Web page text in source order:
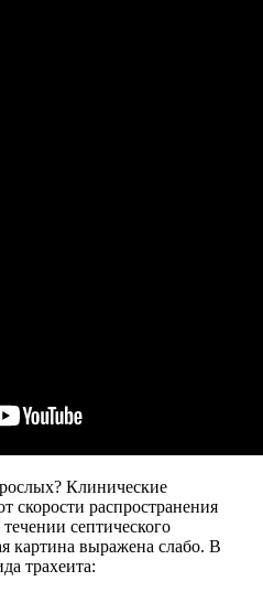
Клинические
скорости распространения
септического
картина выражена слабо. В
трахеита: